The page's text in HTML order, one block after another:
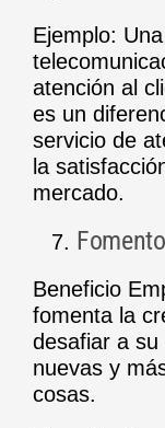
Ejemplo:
atención al
es un
servicio de
la
mercado.
Beneficio
fomenta la
desafiar a
nuevas y
cosas.